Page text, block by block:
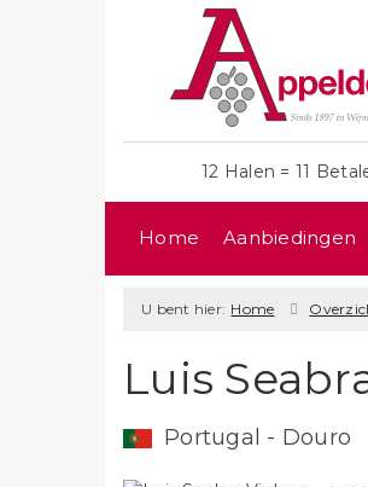
12 Halen = 11
Home Aanbiedingen
U bent hier: Home
Luis
Portugal - Douro